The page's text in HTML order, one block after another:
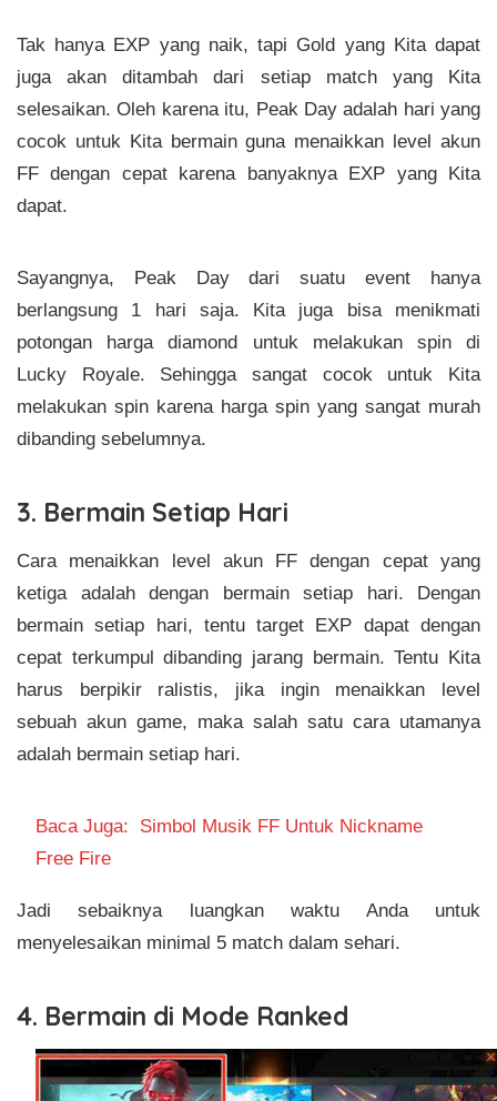
Tak hanya EXP yang naik, tapi Gold yang Kita dapat
juga akan ditambah dari setiap match yang Kita
selesaikan. Oleh karena itu, Peak Day adalah hari yang
cocok untuk Kita bermain guna menaikkan level akun
FF dengan cepat karena banyaknya EXP yang Kita
dapat.
Sayangnya, Peak Day dari suatu event hanya
berlangsung 1 hari saja. Kita juga bisa menikmati
potongan harga diamond untuk melakukan spin di
Lucky Royale. Sehingga sangat cocok untuk Kita
melakukan spin karena harga spin yang sangat murah
dibanding sebelumnya.
3. Bermain Setiap Hari
Cara menaikkan level akun FF dengan cepat yang
ketiga adalah dengan bermain setiap hari. Dengan
bermain setiap hari, tentu target EXP dapat dengan
cepat terkumpul dibanding jarang bermain. Tentu Kita
harus berpikir ralistis, jika ingin menaikkan level
sebuah akun game, maka salah satu cara utamanya
adalah bermain setiap hari.
Baca Juga: Simbol Musik FF Untuk Nickname
Free Fire
Jadi sebaiknya luangkan waktu Anda untuk
menyelesaikan minimal 5 match dalam sehari.
4. Bermain di Mode Ranked